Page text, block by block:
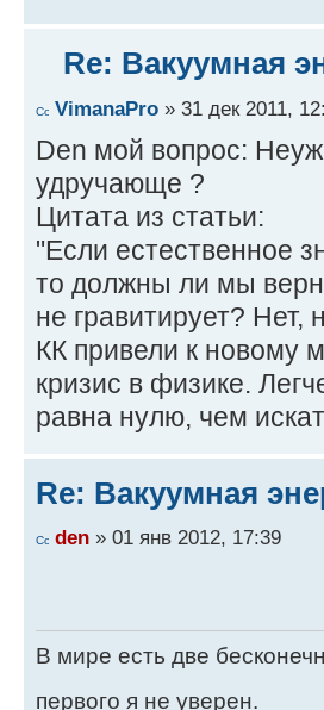
Re: Вакуумная
VimanaPro » 31 дек 2011,
Den мой вопрос:
удручающе ?
Цитата из статьи:
"Если естественное
то должны ли мы
не гравитирует?
КК привели к новому
кризис в физике.
равна нулю, чем
Re: Вакуумная
den » 01 янв 2012, 17:39
В мире есть две
первого я не уверен.